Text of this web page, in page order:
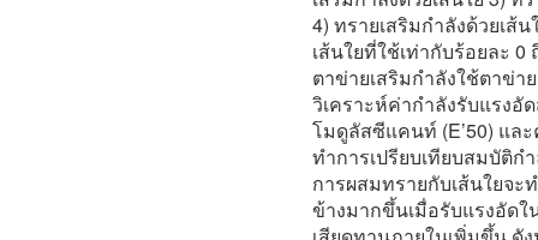
4) ทรายเสริมกำลังด้วยเส้
เส้นใยที่ใช้เท่ากับร้อยละ 0
ตาข่ายเสริมกำลังใช้ตาข่
วิเคราะห์ค่ากำลังรับแรงอั
โมดูลัสซีแคนท์ (E’50) แล
ทำการเปรียบเทียบสมบัติก
การผสมทรายกับเส้นใยจะ
ข้างมากขึ้นเมื่อรับแรงอัด